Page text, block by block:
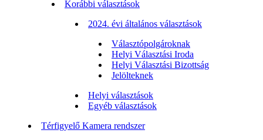
Korábbi választások
2024. évi általános választások
Választópolgároknak
Helyi Választási Iroda
Helyi Választási Bizottság
Jelölteknek
Helyi választások
Egyéb választások
Térfigyelő Kamera rendszer